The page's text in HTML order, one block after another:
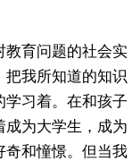
教育问题的社会实
把我所知道的知识
学习着。在和孩子
成为大学生，成为
奇和憧憬。但当我